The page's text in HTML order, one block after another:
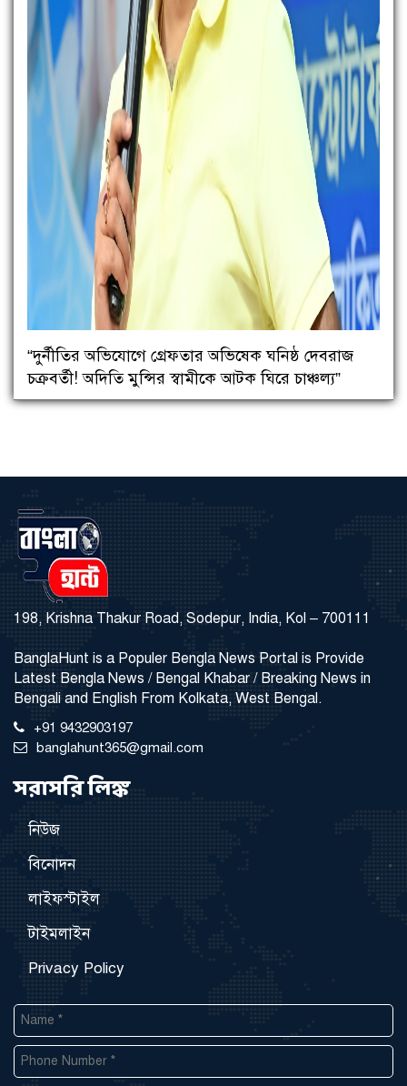
“দুর্নীতির অভিযোগে গ্রেফতার অভিষেক ঘনিষ্ঠ দেবরাজ
চক্রবর্তী! অদিতি মুন্সির স্বামীকে আটক ঘিরে চাঞ্চল্য”
198, Krishna Thakur Road, Sodepur, India, Kol – 700111
BanglaHunt is a Populer Bengla News Portal is Provide
Latest Bengla News / Bengal Khabar / Breaking News in
Bengali and English From Kolkata, West Bengal.
+91 9432903197
banglahunt365@gmail.com
সরাসরি লিঙ্ক
নিউজ
বিনোদন
লাইফস্টাইল
টাইমলাইন
Privacy Policy